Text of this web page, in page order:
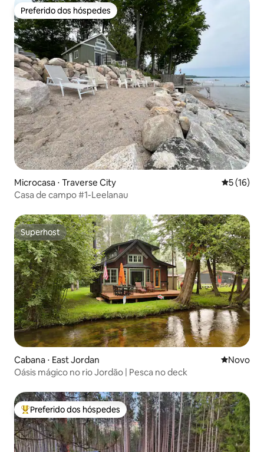
Preferido dos hóspedes
Preferido dos hóspedes
Microcasa ⋅ Traverse City 5 de uma
5 (16)
Casa de campo #1-Leelanau
Superhost
Superhost
Cabana ⋅ East Jordan Novo
Novo
Oásis mágico no rio Jordão | Pesca no deck
Entre os melhores preferidos dos hóspedes
Preferido dos hóspedes